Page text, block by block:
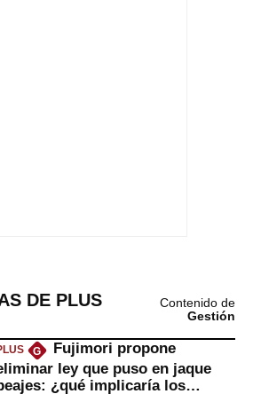
DE PLUS
Contenido de
Gestión
G
Fujimori propone
ley que puso en jaque
¿qué implicaría los